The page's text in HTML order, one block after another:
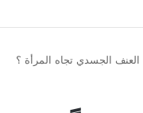
الجسدي تجاه المرأة ؟